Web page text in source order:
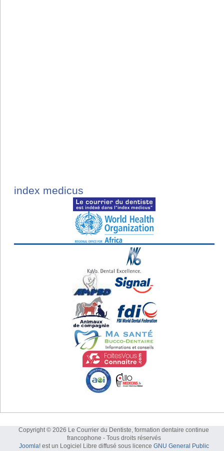
index medicus
Copyright © 2026 Le Courrier du Dentiste, formation dentaire continue
francophone - Tous droits réservés
Joomla!est un Logiciel Libre diffusé sous licence GNU General Public